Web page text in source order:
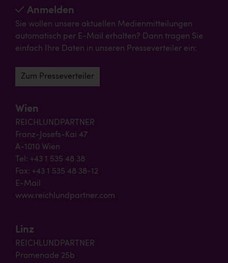
Anmelden
Sie wollen unsere aktuellen Medienmitteilungen
automatisch per E-Mail erhalten? Dann tragen Sie
einfach Ihre Daten in unseren Presseverteiler ein:
Zum Presseverteiler
Wien
REICHLUNDPARTNER
Franz-Josefs-Kai 47
A-1010 Wien
Tel: +43 1 535 48 38
Fax: +43 1 535 48 38-12
E-Mail
www.reichlundpartner.com
Linz
REICHLUNDPARTNER
Promenade 25b